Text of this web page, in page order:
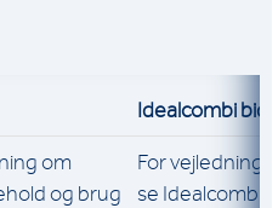
Idealcombi
om
og brug
For vejledning
se